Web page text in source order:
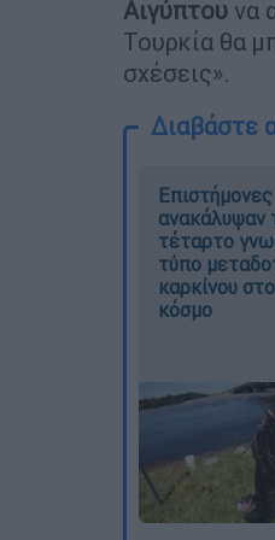
Αιγύπτου να
Τουρκία θα
σχέσεις».
Διαβάστε
Επιστήμονες
ανακάλυψαν
τέταρτο
τύπο
καρκίνου
κόσμο